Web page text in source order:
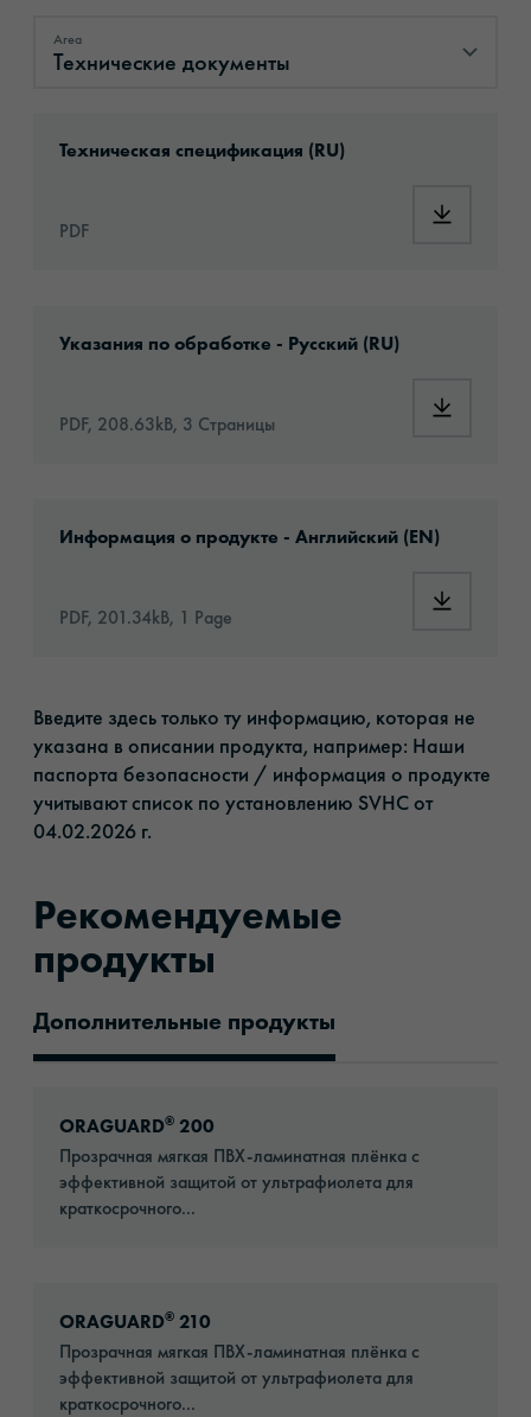
Area
Технические документы
Техническая спецификация (RU)
PDF
Указания по обработке - Русский (RU)
PDF, 208.63kB, 3 Страницы
Информация о продукте - Английский (EN)
PDF, 201.34kB, 1 Page
Введите здесь только ту информацию, которая не
указана в описании продукта, например: Наши
паспорта безопасности / информация о продукте
учитывают список по установлению SVHC от
04.02.2026 г.​
Рекомендуемые
продукты
Дополнительные продукты
ORAGUARD® 200
Прозрачная мягкая ПВХ-ламинатная плёнка с
эффективной защитой от ультрафиолета для
краткосрочного...
ORAGUARD® 210
Прозрачная мягкая ПВХ-ламинатная плёнка с
эффективной защитой от ультрафиолета для
краткосрочного...